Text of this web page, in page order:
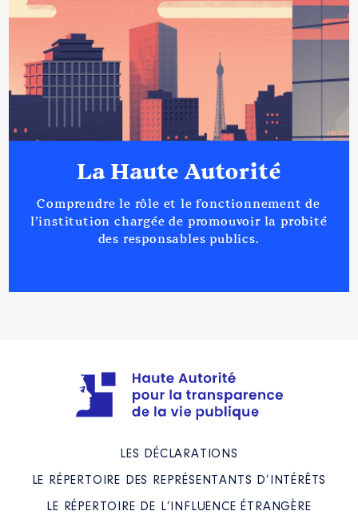
La Haute Autorité
Comprendre le rôle et le fonctionnement de
l’institution chargée de promouvoir la probité
des responsables publics.
LES DÉCLARATIONS
LE RÉPERTOIRE DES REPRÉSENTANTS D’INTÉRÊTS
LE RÉPERTOIRE DE L’INFLUENCE ÉTRANGÈRE